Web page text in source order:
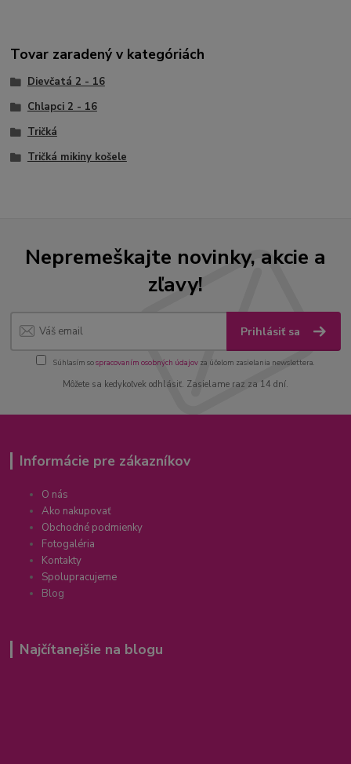
Tovar zaradený v kategóriách
Dievčatá 2 - 16
Chlapci 2 - 16
Tričká
Tričká mikiny košele
Nepremeškajte novinky, akcie a
zľavy!
Prihlásiť sa
Súhlasím sospracovaním osobných údajov za účelom zasielania newslettera.
Môžete sa kedykoľvek odhlásiť. Zasielame raz za 14 dní.
Informácie pre zákazníkov
O nás
Ako nakupovať
Obchodné podmienky
Fotogaléria
Kontakty
Spolupracujeme
Blog
Najčítanejšie na blogu